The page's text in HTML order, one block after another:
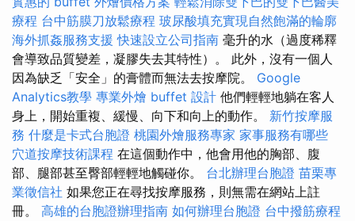
療程 台中筋膜刀放鬆療程 玻尿酸填充實現自然飽滿的輪廓
海外抓姦服務支援 快速設立公司指南 毫升的水（過度稀釋
會導致品質變差，凝膠失去其特性）。 此外，沒有一個人
因為缺乏「安全」的膏體而無法去按摩院。 Google
Analytics教學 專業外燴 buffet 設計 他們輕輕地躺在客人
身上，開始重複、緩慢、向下和向上的動作。 新竹按摩服
務 什麼是卡式台胞證 桃園外燴服務專家 家事服務有哪些
穴道按摩技術課程 在這個動作中，他會用他的胸部、腹
部、腿部甚至臀部輕輕地觸碰你。 台北辦理台胞證 苗栗專
業徵信社 如果您正在尋找按摩服務，則無需在網站上註
冊。 高雄的台胞證辦理指南 如何辦理台胞證 台中撥筋療程